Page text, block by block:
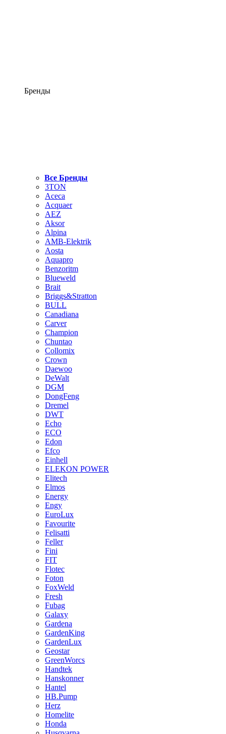
Бренды
Все Бренды
3TON
Aceca
Acquaer
AEZ
Aksor
Alpina
AMB-Elektrik
Aosta
Aquapro
Benzoritm
Blueweld
Brait
Briggs&Stratton
BULL
Canadiana
Carver
Champion
Chuntao
Collomix
Crown
Daewoo
DeWalt
DGM
DongFeng
Dremel
DWT
Echo
ECO
Edon
Efco
Einhell
ELEKON POWER
Elitech
Elmos
Energy
Engy
EuroLux
Favourite
Felisatti
Feller
Fini
FIT
Flotec
Foton
FoxWeld
Fresh
Fubag
Galaxy
Gardena
GardenKing
GardenLux
Geostar
GreenWorcs
Handtek
Hanskonner
Hantel
HB.Pump
Herz
Homelite
Honda